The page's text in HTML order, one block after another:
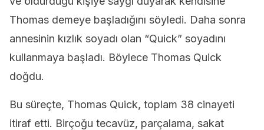
Thomas demeye başladığını söyledi. Daha sonra
annesinin kızlık soyadı olan “Quick” soyadını
kullanmaya başladı. Böylece Thomas Quick
doğdu.
Bu süreçte, Thomas Quick, toplam 38 cinayeti
itiraf etti. Birçoğu tecavüz, parçalama, sakat